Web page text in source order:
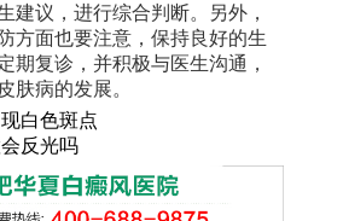
建议，进行综合判断。另外，
方面也要注意，保持良好的生
期复诊，并积极与医生沟通，
肤病的发展。
白色斑点
反光吗